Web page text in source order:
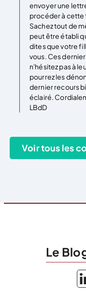
envoyer une
procéder à cette
Sachez tout de
peut être établi
dites que votre
vous. Ces
n'hésitez pas à
pourrez les
dernier recours
éclairé.
LBdD
Le